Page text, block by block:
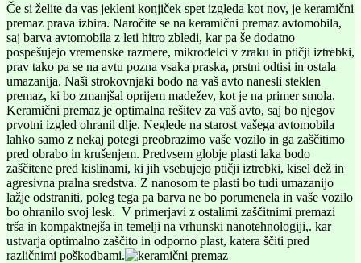
Če si želite da vas jekleni konjiček spet izgleda kot nov, je keramični
premaz prava izbira. Naročite se na keramični premaz avtomobila,
saj barva avtomobila z leti hitro zbledi, kar pa še dodatno
pospešujejo vremenske razmere, mikrodelci v zraku in ptičji iztrebki,
prav tako pa se na avtu pozna vsaka praska, prstni odtisi in ostala
umazanija. Naši strokovnjaki bodo na vaš avto nanesli steklen
premaz, ki bo zmanjšal oprijem madežev, kot je na primer smola.
Keramični premaz je optimalna rešitev za vaš avto, saj bo njegov
prvotni izgled ohranil dlje. Neglede na starost vašega avtomobila
lahko samo z nekaj potegi preobrazimo vaše vozilo in ga zaščitimo
pred obrabo in krušenjem. Predvsem globje plasti laka bodo
zaščitene pred kislinami, ki jih vsebujejo ptičji iztrebki, kisel dež in
agresivna pralna sredstva. Z nanosom te plasti bo tudi umazanijo
lažje odstraniti, poleg tega pa barva ne bo porumenela in vaše vozilo
bo ohranilo svoj lesk. V primerjavi z ostalimi zaščitnimi premazi
trša in kompaktnejša in temelji na vrhunski nanotehnologiji,. kar
ustvarja optimalno zaščito in odporno plast, katera ščiti pred
različnimi poškodbami.